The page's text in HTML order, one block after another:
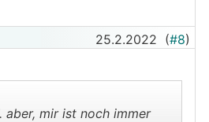
25.2.2022 (#8)
aber, mir ist noch immer